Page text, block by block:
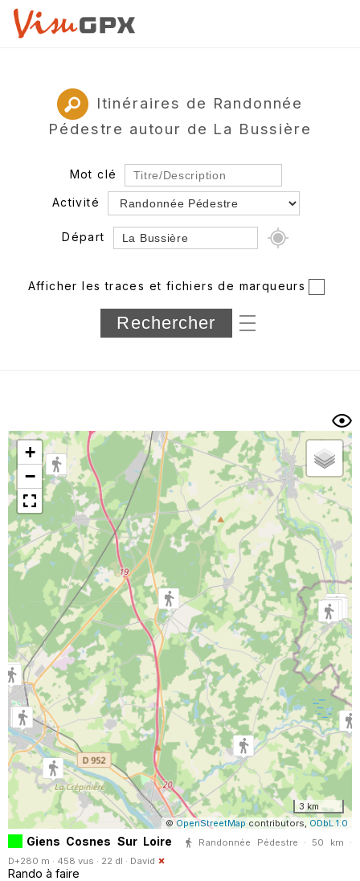
Itinéraires de Randonnée
Pédestre autour de La Bussière
Mot clé
Activité
Départ
Département
Longueur min/max
Trier par
Horodatage Photos
Afficher les traces et fichiers de marqueurs
+
−
3 km
©OpenStreetMap contributors, ODbL 1.0
Giens Cosnes Sur Loire
Randonnée Pédestre · 50 km ·
D+280 m · 458 vus · 22 dl · David
Rando à faire